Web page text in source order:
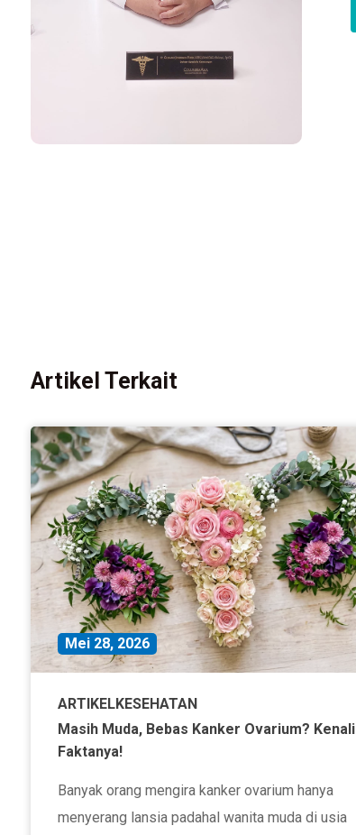
Artikel Terkait
Mei 28, 2026
ARTIKELKESEHATAN
Masih Muda, Bebas Kanker Ovarium? Kenali
Faktanya!
Banyak orang mengira kanker ovarium hanya
menyerang lansia padahal wanita muda di usia